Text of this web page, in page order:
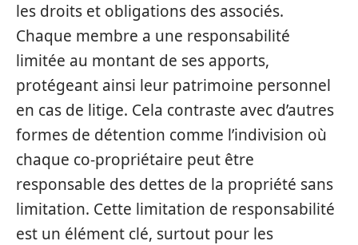
les droits et obligations des associés.
Chaque membre a une responsabilité
limitée au montant de ses apports,
protégeant ainsi leur patrimoine personnel
en cas de litige. Cela contraste avec d’autres
formes de détention comme l’indivision où
chaque co-propriétaire peut être
responsable des dettes de la propriété sans
limitation. Cette limitation de responsabilité
est un élément clé, surtout pour les